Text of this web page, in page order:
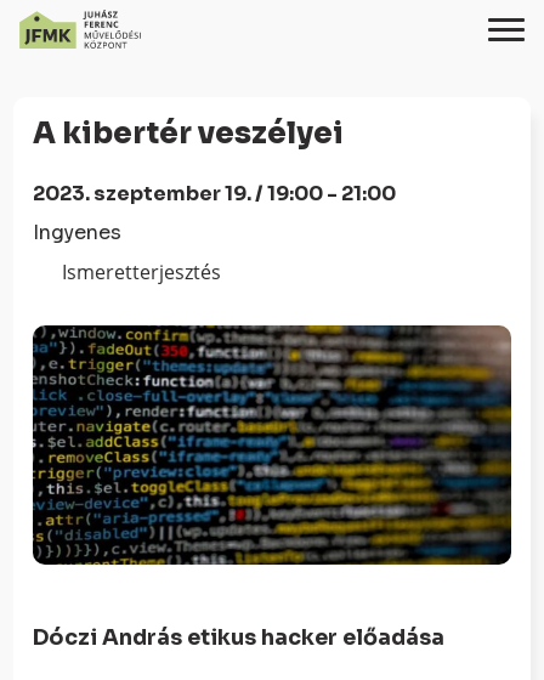
Content
navigációhozA kibertér veszélyei
2023. szeptember 19. / 19:00 - 21:00
Ingyenes
Ismeretterjesztés
Dóczi András etikus hacker előadása